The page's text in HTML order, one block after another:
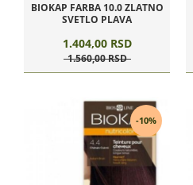
BIOKAP FARBA 10.0 ZLATNO
SVETLO PLAVA
1.404,00 RSD
1.560,00RSD
-10%